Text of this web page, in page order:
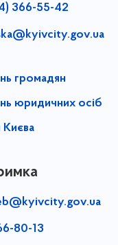
366-55-42
громадян
юридичних осіб
Києва
80-13